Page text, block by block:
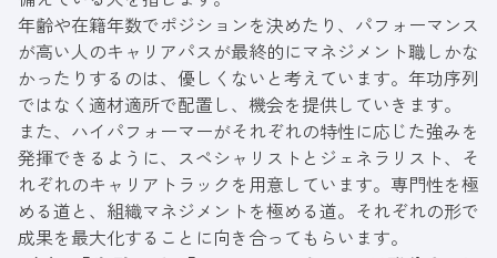
年齢や在籍年数でポジションを決めたり、パフォーマンス
が高い人のキャリアパスが最終的にマネジメント職しかな
かったりするのは、優しくないと考えています。年功序列
ではなく適材適所で配置し、機会を提供していきます。
また、ハイパフォーマーがそれぞれの特性に応じた強みを
発揮できるように、スペシャリストとジェネラリスト、そ
れぞれのキャリアトラックを用意しています。専門性を極
める道と、組織マネジメントを極める道。それぞれの形で
成果を最大化することに向き合ってもらいます。